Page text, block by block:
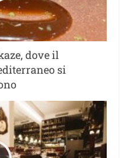
dove il
si